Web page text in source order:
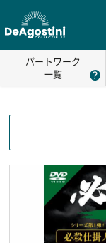
パートワーク
一覧